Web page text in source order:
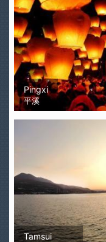
Pingxi
平溪
Tamsui